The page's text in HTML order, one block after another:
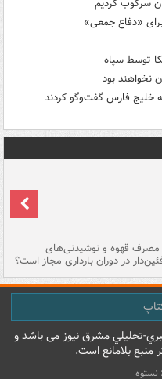
سرکوب کردیم
«دفاع جمعی»
توسط سپاه
نخواهند بود
خلیج فارس گفت‌وگو کردند
مصرف قهوه و نوشیدنی‌های
در دوران بارداری مجاز است؟
تحليلي مشرق نيوز می باشد و
منبع بلامانع است.
نستوه